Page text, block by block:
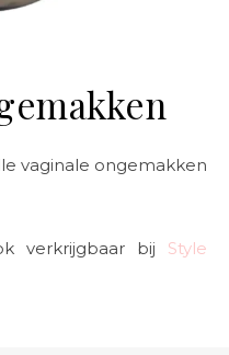
vaginale ongemakken
verkrijgbaar bij Style